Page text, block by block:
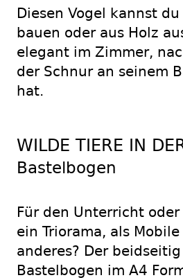
Diesen Vogel kannst du
bauen oder aus Holz
elegant im Zimmer,
der Schnur an seinem
hat.
WILDE TIERE IN
Bastelbogen
Für den Unterricht
ein Triorama, als
anderes? Der
Bastelbogen im A4